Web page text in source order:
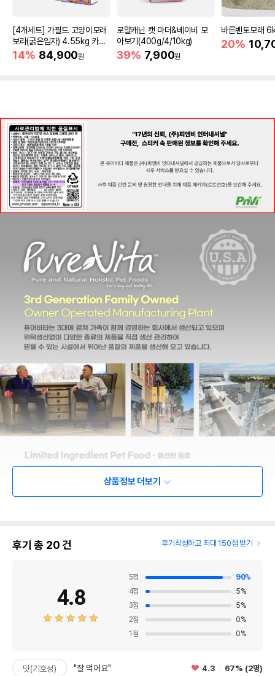
[4개세트] 가필드 고양이모래
보라(굵은입자) 4.55kg 카사
바모래
14% 84,900원
로얄캐닌 캣 마더&베이비 모
아보기(400g/4/10kg)
39% 7,900원
바른벤토모래
20%
상품정보 더보기
후기 총 20건 후기작성하고 최대 150점 받기
4.8
5점 90%
4점 5%
3점 5%
2점 0%
1 점 0%
맛(기호성) "잘 먹어요" 4.3 67% (2명)